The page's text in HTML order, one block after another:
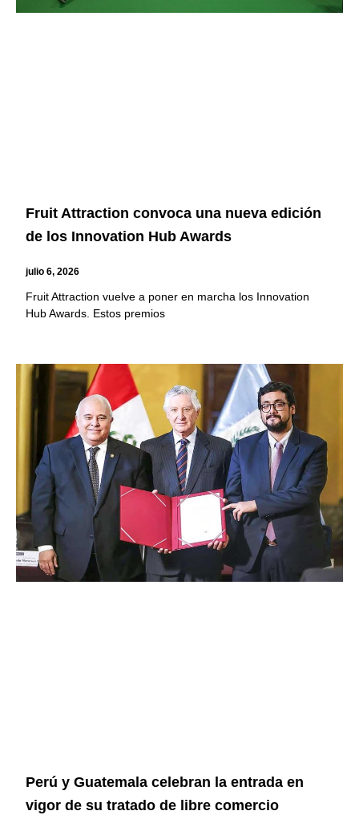
Fruit Attraction convoca una nueva edición
de los Innovation Hub Awards
julio 6, 2026
Fruit Attraction vuelve a poner en marcha los Innovation
Hub Awards. Estos premios
Perú y Guatemala celebran la entrada en
vigor de su tratado de libre comercio